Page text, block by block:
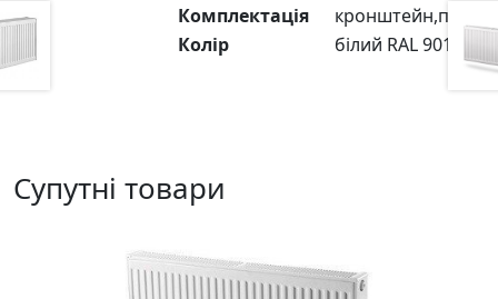
Комплектація
Колір
білий RAL 9016
Супутні товари